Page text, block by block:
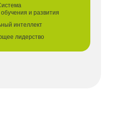
обучения и развития
интеллект
лидерство